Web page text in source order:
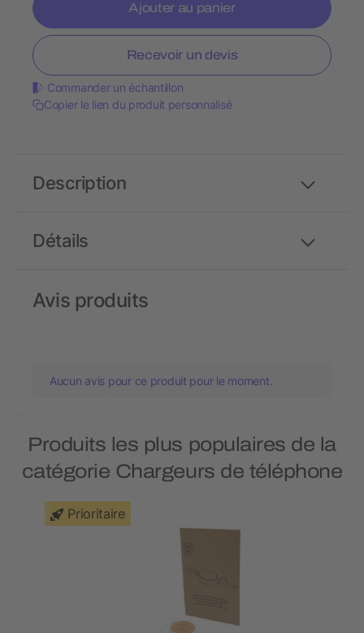
Ajouter au panier
Recevoir un devis
Commander un échantillon
Copier le lien du produit personnalisé
Détails
Description
Avis produits
Aucun avis pour ce produit pour le moment.
Produits les plus populaires de la
catégorie Chargeurs de téléphone
Prioritaire